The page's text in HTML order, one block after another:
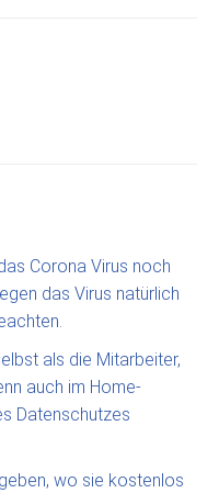
Corona Virus noch
das Virus natürlich
als die Mitarbeiter,
auch im Home-
Datenschutzes
wo sie kostenlos